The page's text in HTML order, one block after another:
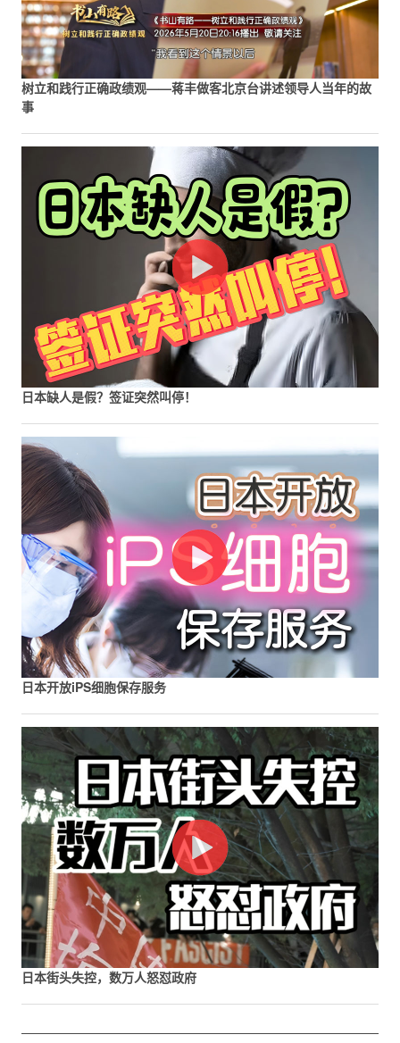
树立和践行正确政绩观——蒋丰做客北京台讲述领导人当年的故
事
日本缺人是假？签证突然叫停！
日本开放iPS细胞保存服务
日本街头失控，数万人怒怼政府